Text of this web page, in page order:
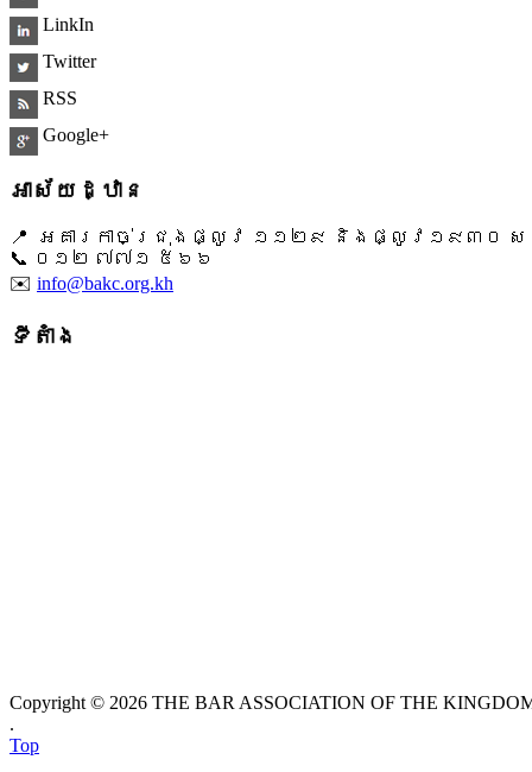
LinkIn
Twitter
RSS
Google+
អាស័យដ្ឋាន
📍 អគារកាច់ជ្រុងផ្លូវ ១១២៩ និងផ្លូវ១៩៣០ ស
📞 ​០១២ ៧៧១ ៥៦៦
✉️ info@bakc.org.kh
ទីតាំង
Copyright © 2026 THE BAR ASSOCIATION OF THE
.
Top